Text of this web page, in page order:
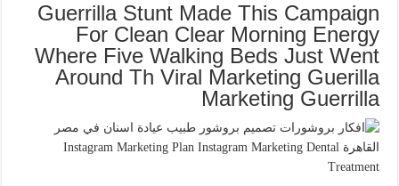
Guerrilla Stunt Made This Campaign
For Clean Clear Morning Energy
Where Five Walking Beds Just Went
Around Th Viral Marketing Guerilla
Marketing Guerrilla